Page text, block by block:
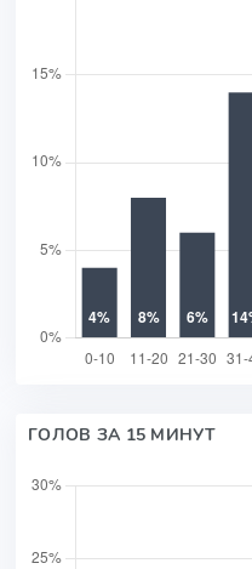
ГОЛОВ ЗА 15 МИНУТ